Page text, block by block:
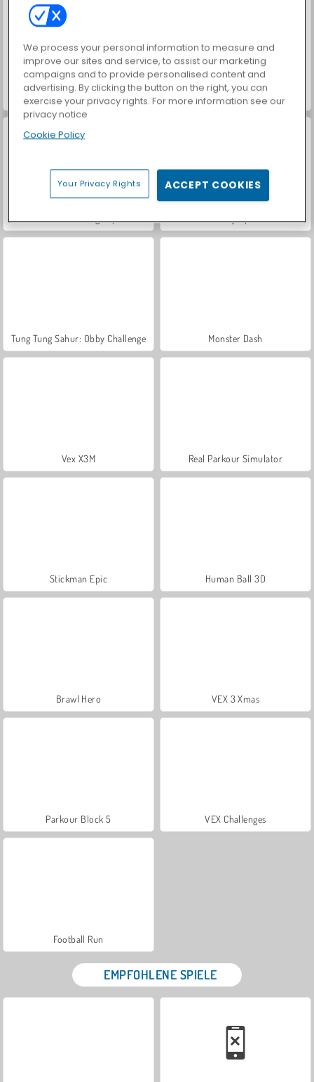
Let's Fish! Vex X3M 3
Tung Tung Sahur: Obby Challenge Monster Dash
Vex X3M Real Parkour Simulator
Stickman Epic Human Ball 3D
Brawl Hero VEX 3 Xmas
Parkour Block 5 VEX Challenges
Football Run
EMPFOHLENE SPIELE
We process your personal information to measure and
improve our sites and service, to assist our marketing
campaigns and to provide personalised content and
advertising. By clicking the button on the right, you can
exercise your privacy rights. For more information see our
privacy notice
Cookie Policy
Your Privacy Rights ACCEPT COOKIES